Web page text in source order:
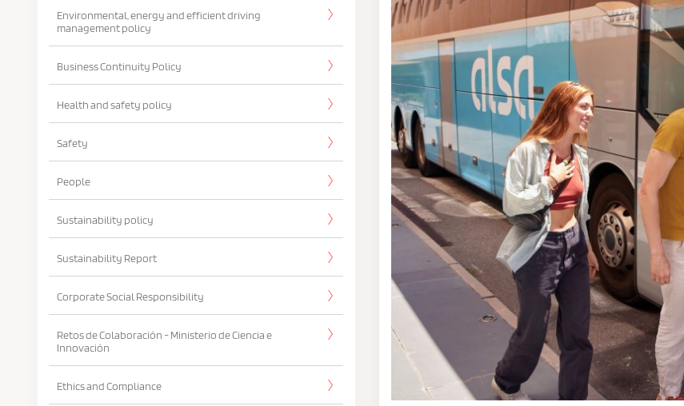
Environmental, energy and efficient driving
management policy
Business Continuity Policy
Health and safety policy
Safety
People
Sustainability policy
Sustainability Report
Corporate Social Responsibility
Retos de Colaboración - Ministerio de Ciencia e
Innovación
Ethics and Compliance